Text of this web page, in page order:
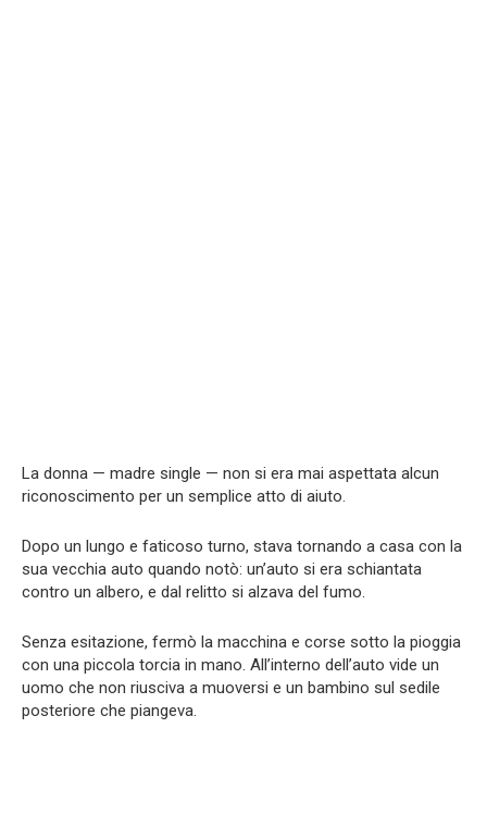
La donna — madre single — non si era mai aspettata alcun
riconoscimento per un semplice atto di aiuto.
Dopo un lungo e faticoso turno, stava tornando a casa con la
sua vecchia auto quando notò: un’auto si era schiantata
contro un albero, e dal relitto si alzava del fumo.
Senza esitazione, fermò la macchina e corse sotto la pioggia
con una piccola torcia in mano. All’interno dell’auto vide un
uomo che non riusciva a muoversi e un bambino sul sedile
posteriore che piangeva.